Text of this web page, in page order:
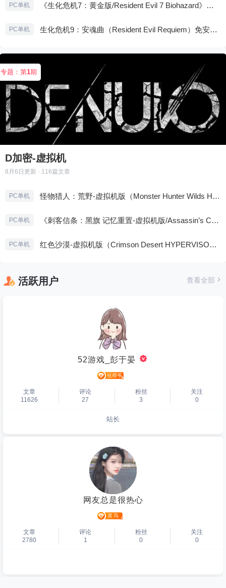
PC单机 《生化危机7：黄金版/Resident Evil 7 Biohazard》免安装中文版
PC单机 生化危机9：安魂曲（Resident Evil Requiem）免安装中文版
专题：第1期
D加密-虚拟机
8月6日 更新 · 116篇文章
PC单机 怪物猎人：荒野-虚拟机版（Monster Hunter Wilds HYPERVISOR）免安装中文版
PC单机 《刺客信条：黑旗 记忆重置-虚拟机版/Assassin’s Creed Black Flag Resynced HYPERVISOR》免安装中文版
PC单机 红色沙漠-虚拟机版（Crimson Desert HYPERVISOR）免安装中文版
活跃用户 查看全部
52游戏_彭于晏
文章
11626
评论
27
粉丝
3
关注
0
站长
个人主页
网友总是很热心
文章
2780
评论
1
粉丝
0
关注
0